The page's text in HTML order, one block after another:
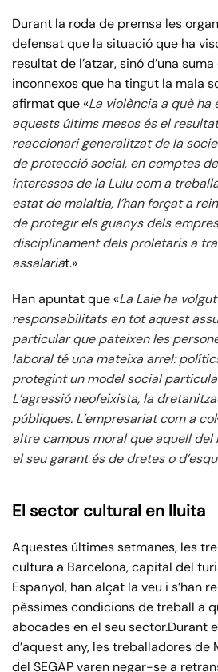
Durant la roda de premsa les
defensat que la situació que ha
resultat de l’atzar, sinó d’una
inconnexos que ha tingut la mala
afirmat que «La violència a què
aquests últims mesos és el
reaccionari generalitzat de la
de protecció social, en comptes
interessos de la Lulu com a
estat de malaltia, l’han forçat a
de protegir els guanys dels
disciplinament dels proletaris a
assalariat.»
Han apuntat que «La Laie ha
responsabilitats en tot aquest
particular que pateixen les
laboral té una mateixa arrel:
protegint un model social
L’agressió neofeixista, la
públiques. L’empresariat com a
altre campus moral que aquell del
el seu garant és de dretes o
El sector cultural en lluita
Aquestes últimes setmanes, les
cultura a Barcelona, capital del
Espanyol, han alçat la veu i s’han
pèssimes condicions de treball a
abocades en el seu sector.Durant
d’aquest any, les treballadores de
del SEGAP varen negar-se a